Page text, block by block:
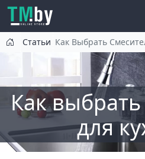
Перейти к основному
Статьи Как Выбрать
Как
для